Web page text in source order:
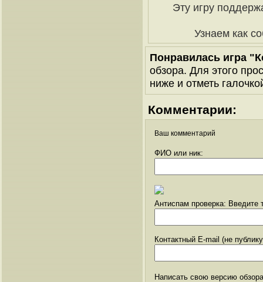
Эту игру
Узнаем как
Понравилась игра
обзора. Для этого
ниже и отметь
Комментарии:
Ваш комментарий
ФИО или ник:
Антиспам проверка: Введите
Контактный E-mail (не
Написать свою версию